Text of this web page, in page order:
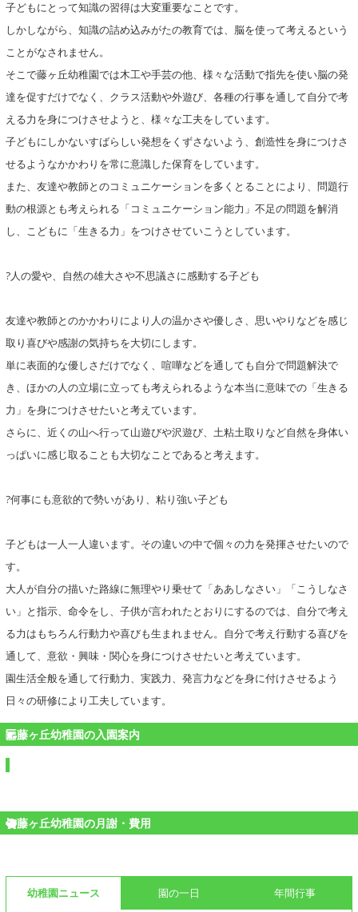
子どもにとって知識の習得は大変重要なことです。
しかしながら、知識の詰め込みがたの教育では、脳を使って考えるという
ことがなされません。
そこで藤ヶ丘幼稚園では木工や手芸の他、様々な活動で指先を使い脳の発
達を促すだけでなく、クラス活動や外遊び、各種の行事を通して自分で考
える力を身につけさせようと、様々な工夫をしています。
子どもにしかないすばらしい発想をくずさないよう、創造性を身につけさ
せるようなかかわりを常に意識した保育をしています。
また、友達や教師とのコミュニケーションを多くとることにより、問題行
動の根源とも考えられる「コミュニケーション能力」不足の問題を解消
し、こどもに「生きる力」をつけさせていこうとしています。
?人の愛や、自然の雄大さや不思議さに感動する子ども
友達や教師とのかかわりにより人の温かさや優しさ、思いやりなどを感じ
取り喜びや感謝の気持ちを大切にします。
単に表面的な優しさだけでなく、喧嘩などを通しても自分で問題解決で
き、ほかの人の立場に立っても考えられるような本当に意味での「生きる
力」を身につけさせたいと考えています。
さらに、近くの山へ行って山遊びや沢遊び、土粘土取りなど自然を身体い
っぱいに感じ取ることも大切なことであると考えます。
?何事にも意欲的で勢いがあり、粘り強い子ども
子どもは一人一人違います。その違いの中で個々の力を発揮させたいので
す。
大人が自分の描いた路線に無理やり乗せて「ああしなさい」「こうしなさ
い」と指示、命令をし、子供が言われたとおりにするのでは、自分で考え
る力はもちろん行動力や喜びも生まれません。自分で考え行動する喜びを
通して、意欲・興味・関心を身につけさせたいと考えています。
園生活全般を通して行動力、実践力、発言力などを身に付けさせるよう
日々の研修により工夫しています。
藤ヶ丘幼稚園の入園案内
藤ヶ丘幼稚園の月謝・費用
幼稚園ニュース 園の一日 年間行事